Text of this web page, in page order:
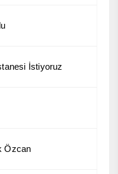
İstiyoruz
Özcan